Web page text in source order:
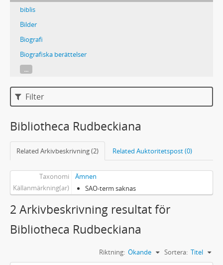
biblis
Bilder
Biografi
Biografiska berättelser
...
Filter
Bibliotheca Rudbeckiana
Related Arkivbeskrivning (2) Related Auktoritetspost (0)
Taxonomi
Ämnen
Källanmärkning(ar)
SAO-term saknas
2 Arkivbeskrivning resultat för
Bibliotheca Rudbeckiana
Sortera: Titel
Riktning: Ökande